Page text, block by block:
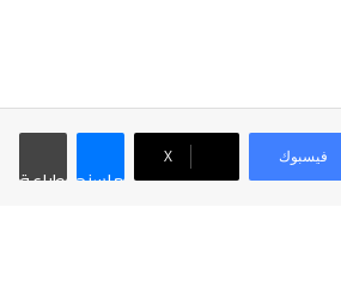
فيسبوك ‫X
ماسنجر طباعة